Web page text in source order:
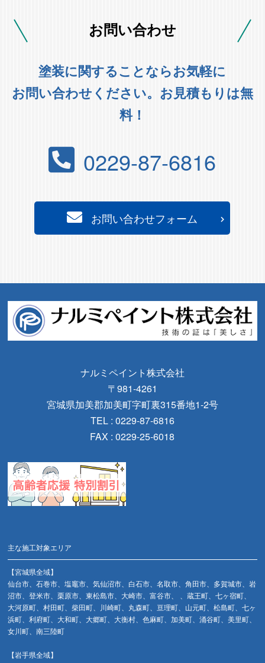
お問い合わせ
塗装に関することならお気軽に
お問い合わせください。お見積もりは無
料！
0229-87-6816
お問い合わせフォーム
ナルミペイント株式会社
〒981-4261
宮城県加美郡加美町字町裏315番地1-2号
TEL : 0229-87-6816
FAX : 0229-25-6018
主な施工対象エリア
【宮城県全域】
仙台市、石巻市、塩竈市、気仙沼市、白石市、名取市、角田市、多賀城市、岩
沼市、登米市、栗原市、東松島市、大崎市、富谷市、 、蔵王町、七ヶ宿町、
大河原町、村田町、柴田町、川崎町、丸森町、亘理町、山元町、松島町、七ヶ
浜町、利府町、大和町、大郷町、大衡村、色麻町、加美町、涌谷町、美里町、
女川町、南三陸町
【岩手県全域】